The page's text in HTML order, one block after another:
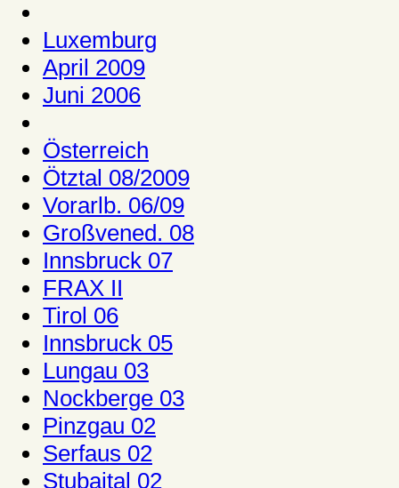
Luxemburg
April 2009
Juni 2006
Österreich
Ötztal 08/2009
Vorarlb. 06/09
Großvened. 08
Innsbruck 07
FRAX II
Tirol 06
Innsbruck 05
Lungau 03
Nockberge 03
Pinzgau 02
Serfaus 02
Stubaital 02